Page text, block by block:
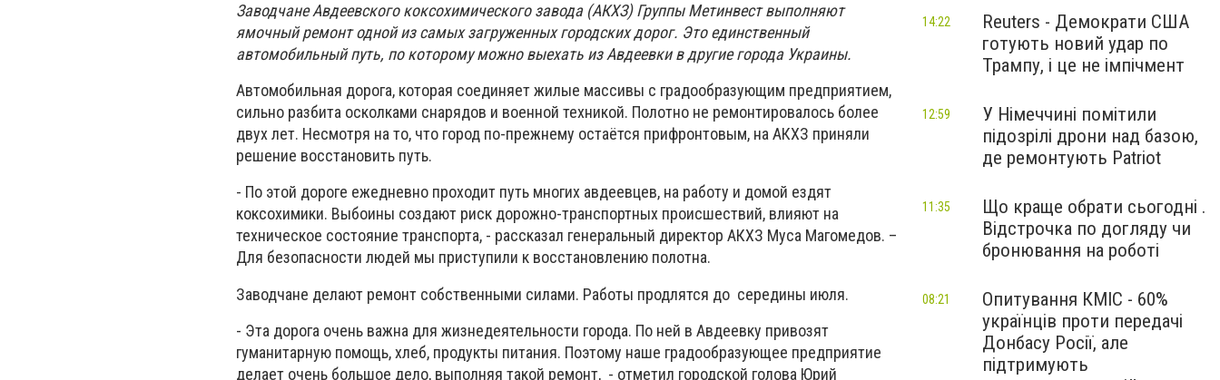
Заводчане Авдеевского коксохимического завода (АКХЗ) Группы Метинвест выполняют
ямочный ремонт одной из самых загруженных городских дорог. Это единственный
автомобильный путь, по которому можно выехать из Авдеевки в другие города Украины.
Автомобильная дорога, которая соединяет жилые массивы с градообразующим предприятием,
сильно разбита осколками снарядов и военной техникой. Полотно не ремонтировалось более
двух лет. Несмотря на то, что город по-прежнему остаётся прифронтовым, на АКХЗ приняли
решение восстановить путь.
- По этой дороге ежедневно проходит путь многих авдеевцев, на работу и домой ездят
коксохимики. Выбоины создают риск дорожно-транспортных происшествий, влияют на
техническое состояние транспорта, - рассказал генеральный директор АКХЗ Муса Магомедов. –
Для безопасности людей мы приступили к восстановлению полотна.
Заводчане делают ремонт собственными силами. Работы продлятся до середины июля.
- Эта дорога очень важна для жизнедеятельности города. По ней в Авдеевку привозят
гуманитарную помощь, хлеб, продукты питания. Поэтому наше градообразующее предприятие
делает очень большое дело, выполняя такой ремонт, - отметил городской голова Юрий
Reuters - Демократи США
готують новий удар по
Трампу, і це не імпічмент
14:22
У Німеччині помітили
підозрілі дрони над базою,
де ремонтують Patriot
12:59
Що краще обрати сьогодні .
Відстрочка по догляду чи
бронювання на роботі
11:35
Опитування КМІС - 60%
українців проти передачі
Донбасу Росії, але
підтримують
08:21